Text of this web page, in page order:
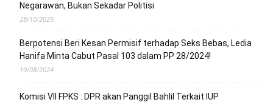
Negarawan, Bukan Sekadar Politisi
28/10/2025
Berpotensi Beri Kesan Permisif terhadap Seks Bebas, Ledia
Hanifa Minta Cabut Pasal 103 dalam PP 28/2024!
10/08/2024
Komisi VII FPKS : DPR akan Panggil Bahlil Terkait IUP